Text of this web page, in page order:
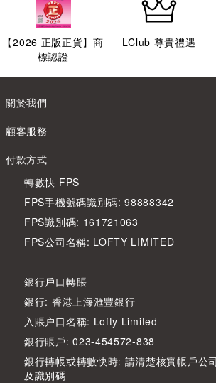
【2026 正版正貨】商
標認證
LClub 尊貴禮遇
關於我們
顧客服務
付款方式
轉數快 FPS
FPS手機號碼識別碼: 98888342
FPS識別碼: 161721063
FPS公司名稱: LOFTY LIMITED
銀行戶口轉賬
銀行: 香港上海滙豐銀行
入賬户口名稱: Lofty Limited
銀行賬戶: 023-454572-838
銀行轉帳或轉數快時: 請清楚核實帳戶公
及識別碼